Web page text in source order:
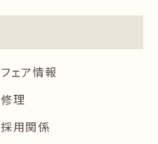
フェア情報
修理
採用関係